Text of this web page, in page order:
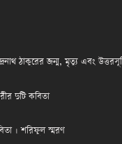
ঠাকুরের জন্ম, মৃত্যু এবং
দুটি কবিতা
। শরিফুল স্মরণ